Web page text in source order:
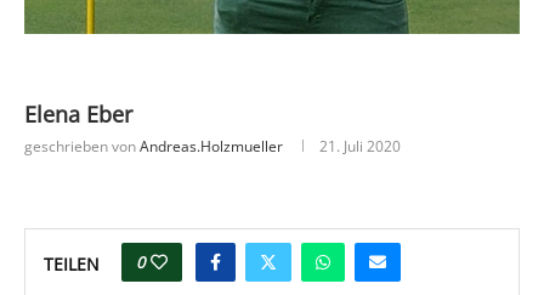
Elena Eber
geschrieben vonAndreas.holzmueller 21. Juli 2020
TEILEN 0